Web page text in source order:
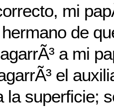
mi
de
a mi
el
la superficie;